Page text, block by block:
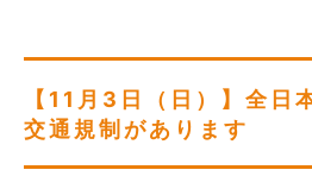
【11月3日（日）】全日
交通規制があります